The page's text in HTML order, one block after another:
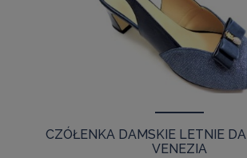
CZÓŁENKA DAMSKIE LETNIE
VENEZIA